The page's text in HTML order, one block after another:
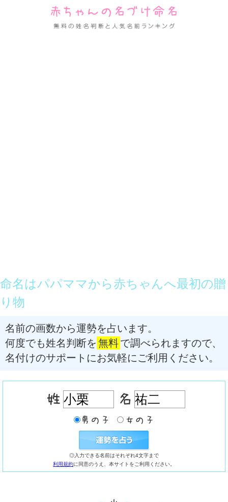
命名はパパママから赤ちゃんへ最初の贈
り物
名前の画数から運勢を占います。
何度でも姓名判断を 無料で調べられますので、
名付けのサポートにお気軽にご利用ください。
◎入力できる名前はそれぞれ4文字まで
利用規約に同意のうえ、本サイトをご利用ください。